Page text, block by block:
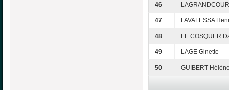
46
47 FAVALESSA
48 LE COSQUER
49 LAGE Ginette
50 GUIBERT